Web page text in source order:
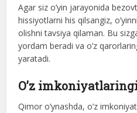
Agar siz o’yin jarayonida
hissiyotlarni his qilsangiz,
olishni tavsiya qilaman. Bu
yordam beradi va o’z
yaratadi.
O’z
Qimor o’ynashda, o’z